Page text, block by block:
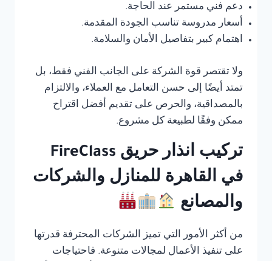
دعم فني مستمر عند الحاجة.
أسعار مدروسة تناسب الجودة المقدمة.
اهتمام كبير بتفاصيل الأمان والسلامة.
ولا تقتصر قوة الشركة على الجانب الفني فقط، بل
تمتد أيضًا إلى حسن التعامل مع العملاء، والالتزام
بالمصداقية، والحرص على تقديم أفضل اقتراح
ممكن وفقًا لطبيعة كل مشروع.
تركيب انذار حريق FireClass
في القاهرة للمنازل والشركات
والمصانع
من أكثر الأمور التي تميز الشركات المحترفة قدرتها
على تنفيذ الأعمال لمجالات متنوعة. فاحتياجات